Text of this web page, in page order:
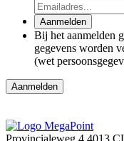
Aanmelden
Bij het aanmelden
gegevens worden
(wet
Aanmelden
Provincialeweg 4 4013